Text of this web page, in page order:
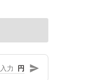
円